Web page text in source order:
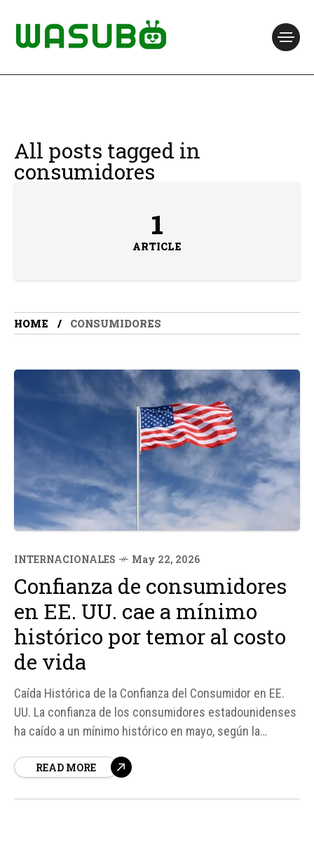
All posts tagged in
consumidores
1
ARTICLE
HOME CONSUMIDORES
INTERNACIONALES May 22, 2026
Confianza de consumidores
en EE. UU. cae a mínimo
histórico por temor al costo
de vida
Caída Histórica de la Confianza del Consumidor en EE.
UU. La confianza de los consumidores estadounidenses
ha caído a un mínimo histórico en mayo, según la
Míchigan. El indicador se ubicó en 44,8 puntos, por
READ MORE